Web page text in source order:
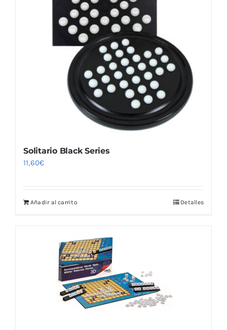
Solitario Black Series
11,60€
Añadir al carrito Detalles